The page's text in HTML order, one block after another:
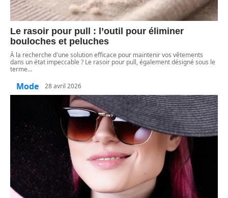
Le rasoir pour pull : l’outil pour éliminer
bouloches et peluches
À la recherche d'une solution efficace pour maintenir vos vêtements
dans un état impeccable ? Le rasoir pour pull, également désigné sous le
terme…
Mode 28 avril 2026